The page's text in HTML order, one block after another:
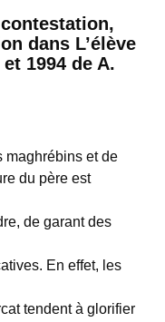
dans L’élève
1994 de A.
maghrébins et de
du père est
de garant des
En effet, les
tendent à glorifier